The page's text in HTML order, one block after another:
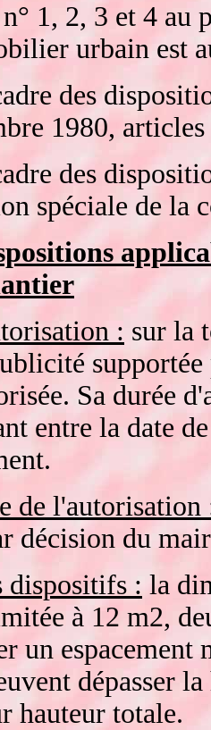
1, 2, 3 et 4
urbain est
des
1980,
des
spéciale de la
: sur la
supportée
Sa durée
entre la date
de l'autorisation
décision du
dispositifs : la
à 12 m2,
un
dépasser
hauteur totale.